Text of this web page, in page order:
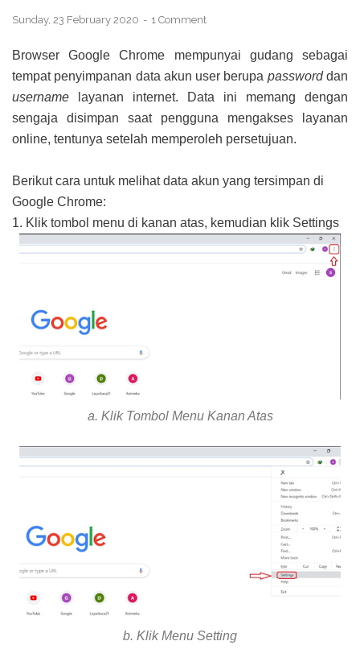
Sunday, 23 February 2020 1 Comment
Browser Google Chrome mempunyai gudang sebagai
tempat penyimpanan data akun user berupa passworddan
username layanan internet. Data ini memang dengan
sengaja disimpan saat pengguna mengakses layanan
online, tentunya setelah memperoleh persetujuan.
Berikut cara untuk melihat data akun yang tersimpan di
Google Chrome:
1. Klik tombol menu di kanan atas, kemudian klik Settings
a. Klik Tombol Menu Kanan Atas
b. Klik Menu Setting